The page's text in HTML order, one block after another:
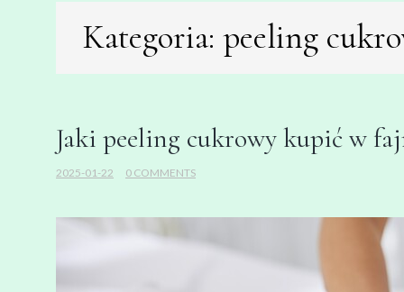
Kategoria: peeling
Jaki peeling cukrowy kupić w
2025-01-22 0 COMMENTS